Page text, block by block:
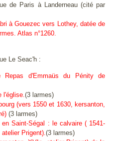
de Paris à Landerneau (cité par
à Gouezec vers Lothey, datée de
Atlas n°1260.
Le Seac'h :
d'Emmaüs du Pénity de
l'église.(3 larmes)
(vers 1550 et 1630, kersanton,
(3 larmes)
en Saint-Ségal : le calvaire ( 1541-
Prigent).(3 larmes)